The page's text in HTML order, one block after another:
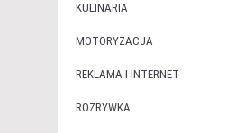
KULINARIA
MOTORYZACJA
REKLAMA I INTERNET
ROZRYWKA